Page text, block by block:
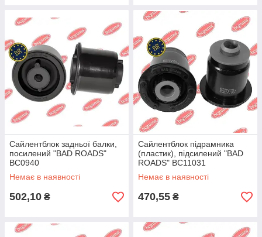
Сайлентблок задньої балки,
посилений "BAD ROADS"
BC0940
Немає в наявності
502,10 ₴
Сайлентблок підрамника
(пластик), підсилений "BAD
ROADS" BC11031
Немає в наявності
470,55 ₴